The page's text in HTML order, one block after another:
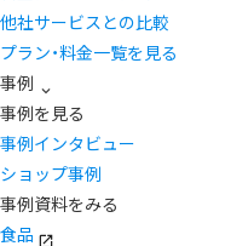
他社サービスとの比較
プラン・料金一覧を見る
事例
事例を見る
事例インタビュー
ショップ事例
事例資料をみる
食品